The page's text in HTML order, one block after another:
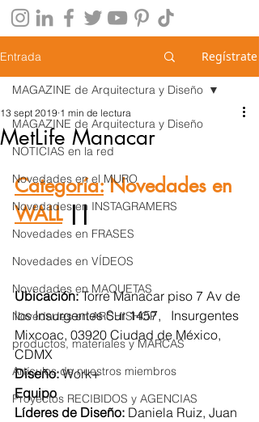
Entrada Regístrate
MAGAZINE de Arquitectura y Diseño
NOTICIAS en la red
Novedades en el MURO
Novedades en INSTAGRAMERS
Novedades en FRASES
Novedades en VÍDEOS
Novedades en MAQUETAS
Novedades en ARCHISHOP
productos, materiales y MARCAS
Artículos de nuestros miembros
Proyectos RECIBIDOS y AGENCIAS
MAGAZINE de Arquitectura y Diseño
MetLife Manacar
13 sept 2019 1 min de lectura
Categoría: Novedades en
WALL ||
Ubicación: Torre Manacar piso 7 Av de
los Insurgentes Sur 1457,   Insurgentes
Mixcoac, 03920 Ciudad de México,
CDMX
Diseño: Work+
Equipo
Líderes de Diseño: Daniela Ruiz, Juan